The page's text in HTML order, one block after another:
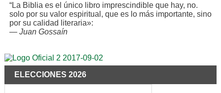
“La Biblia es el único libro imprescindible que hay, no.
solo por su valor espiritual, que es lo más importante, sino
por su calidad literaria»:
— Juan Gossaín
ELECCIONES 2026